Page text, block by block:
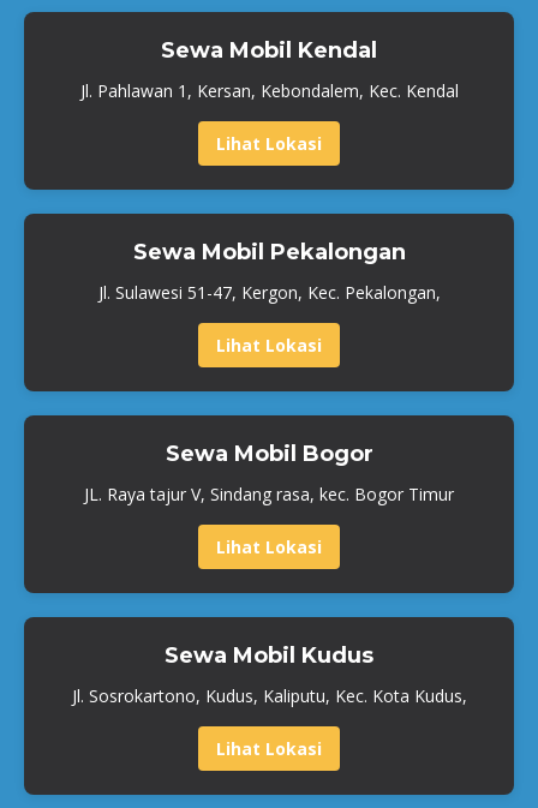
Sewa Mobil Kendal
Jl. Pahlawan 1, Kersan, Kebondalem, Kec. Kendal
Lihat Lokasi
Sewa Mobil Pekalongan
Jl. Sulawesi 51-47, Kergon, Kec. Pekalongan,
Lihat Lokasi
Sewa Mobil Bogor
JL. Raya tajur V, Sindang rasa, kec. Bogor Timur
Lihat Lokasi
Sewa Mobil Kudus
Jl. Sosrokartono, Kudus, Kaliputu, Kec. Kota Kudus,
Lihat Lokasi